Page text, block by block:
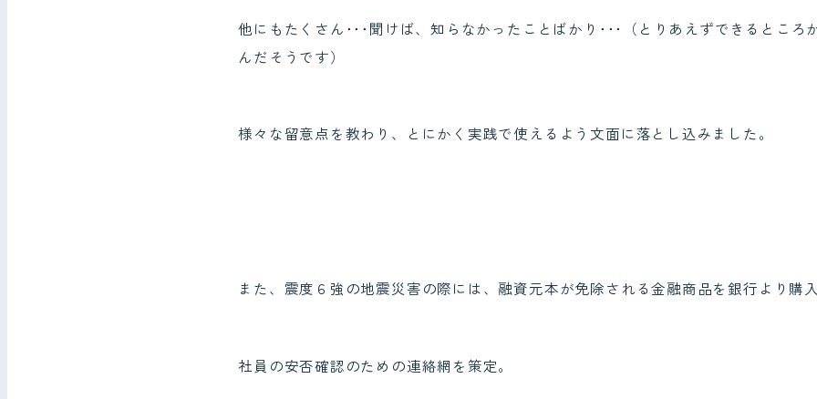
他にもたくさん･･･聞けば、知らなかったことばかり･･･（とりあえずできるところ
んだそうです）
様々な留意点を教わり、とにかく実践で使えるよう文面に落とし込みました。
また、震度６強の地震災害の際には、融資元本が免除される金融商品を銀行より購入
社員の安否確認のための連絡網を策定。